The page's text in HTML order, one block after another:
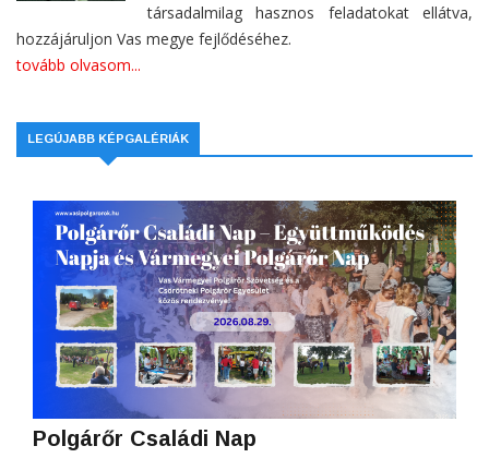
társadalmilag hasznos feladatokat ellátva,
hozzájáruljon Vas megye fejlődéséhez.
tovább olvasom...
LEGÚJABB KÉPGALÉRIÁK
Polgárőr Családi Nap